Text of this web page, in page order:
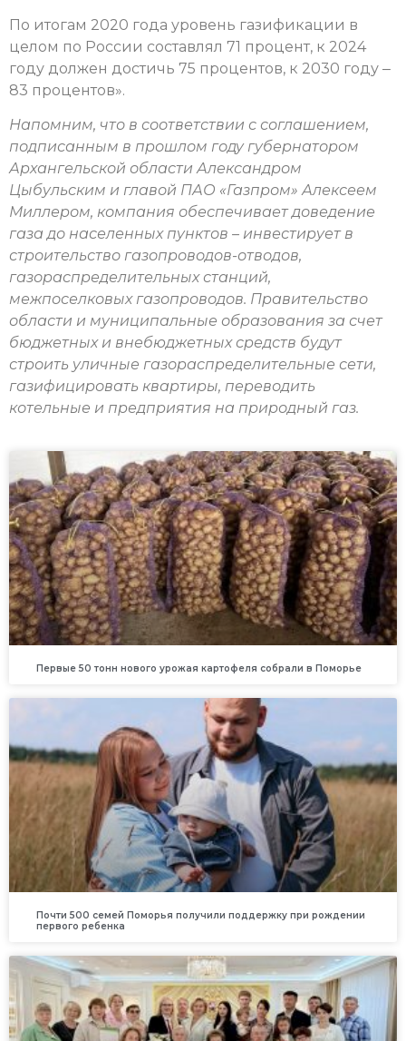
По итогам 2020 года уровень газификации в
целом по России составлял 71 процент, к 2024
году должен достичь 75 процентов, к 2030 году ‒
83 процентов».
Напомним, что в соответствии с соглашением,
подписанным в прошлом году губернатором
Архангельской области Александром
Цыбульским и главой ПАО «Газпром» Алексеем
Миллером, компания обеспечивает доведение
газа до населенных пунктов – инвестирует в
строительство газопроводов-отводов,
газораспределительных станций,
межпоселковых газопроводов. Правительство
области и муниципальные образования за счет
бюджетных и внебюджетных средств будут
строить уличные газораспределительные сети,
газифицировать квартиры, переводить
котельные и предприятия на природный газ.
Первые 50 тонн нового урожая картофеля собрали в Поморье
Почти 500 семей Поморья получили поддержку при рождении
первого ребенка